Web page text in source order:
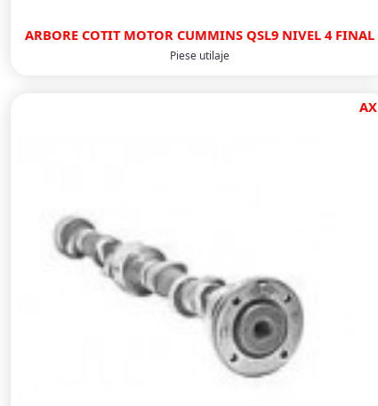
ARBORE COTIT MOTOR CUMMINS QSL9 NIVEL 4 FINAL
Piese utilaje
AX